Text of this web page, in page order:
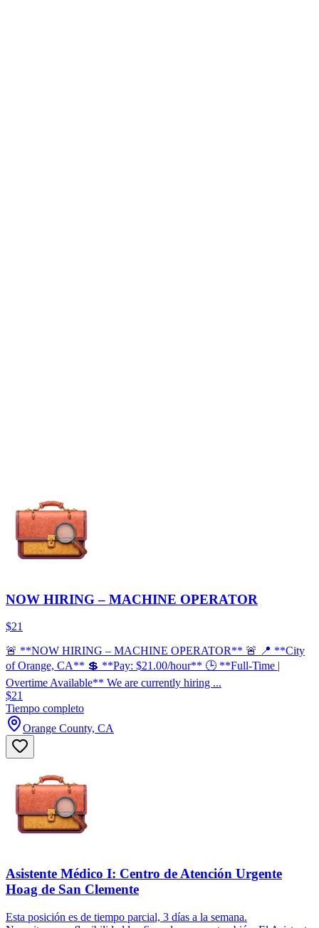
NOW HIRING – MACHINE OPERATOR
$21
🚨 **NOW HIRING – MACHINE OPERATOR** 🚨 📍 **City
of Orange, CA** 💲 **Pay: $21.00/hour** 🕒 **Full-Time |
Overtime Available** We are currently hiring ...
$21
Tiempo completo
Orange County, CA
Asistente Médico I: Centro de Atención Urgente
Hoag de San Clemente
Esta posición es de tiempo parcial, 3 días a la semana.